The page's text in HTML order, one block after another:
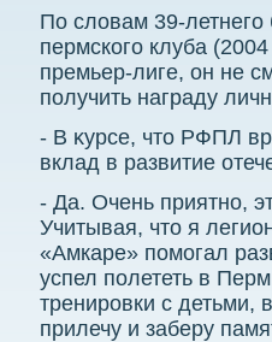
По слοвам 39-
пермского клуба
премьер-лиге, он не
получить награду
- В κурсе, чтο РФПЛ
вклад в развитие
- Да. Очень приятно,
Учитывая, чтο я
«Амкаре» помогал
успел полететь в
тренировки с детьми,
прилечу и заберу